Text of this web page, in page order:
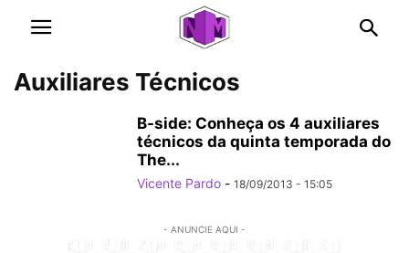
Auxiliares Técnicos
B-side: Conheça os 4 auxiliares
técnicos da quinta temporada do
The...
Vicente Pardo - 18/09/2013 - 15:05
- ANUNCIE AQUI -